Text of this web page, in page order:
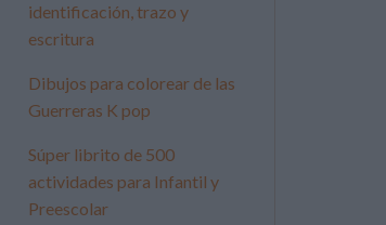
identificación, trazo y
escritura
Dibujos para colorear de las
Guerreras K pop
Súper librito de 500
actividades para Infantil y
Preescolar